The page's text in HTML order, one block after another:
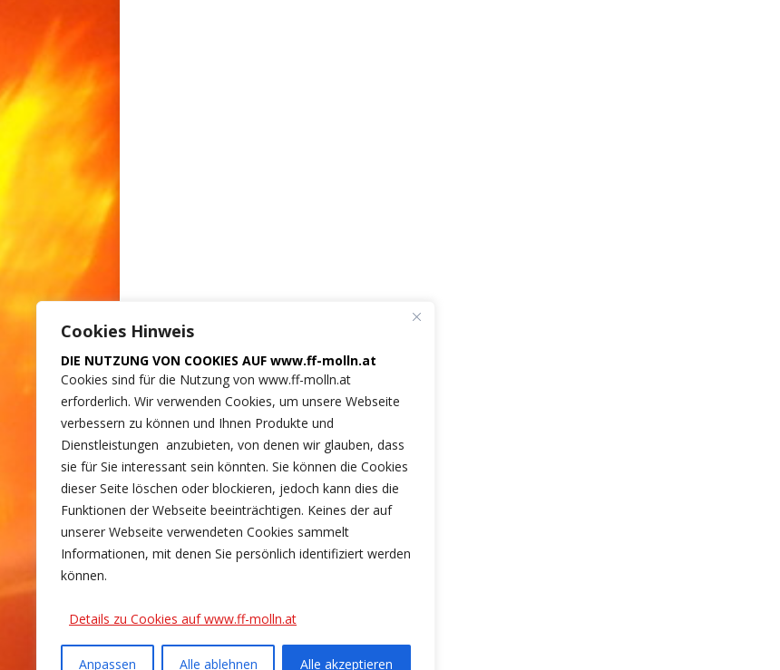
Cookies Hinweis
DIE NUTZUNG VON COOKIES AUF www.ff-molln.at
Cookies sind für die Nutzung von www.ff-molln.at
erforderlich. Wir verwenden Cookies, um unsere Webseite
verbessern zu können und Ihnen Produkte und
Dienstleistungen anzubieten, von denen wir glauben, dass
sie für Sie interessant sein könnten. Sie können die Cookies
dieser Seite löschen oder blockieren, jedoch kann dies die
Funktionen der Webseite beeinträchtigen. Keines der auf
unserer Webseite verwendeten Cookies sammelt
Informationen, mit denen Sie persönlich identifiziert werden
können.
Details zu Cookies auf www.ff-molln.at
Anpassen Alle ablehnen Alle akzeptieren